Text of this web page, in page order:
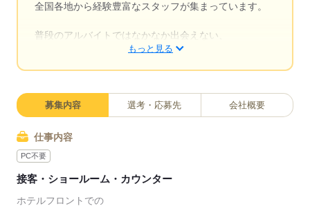
全国各地から経験豊富なスタッフが集まっています。
普段のアルバイトではなかなか出会えない、
さまざまな地域・バックグラウンドを持つ仲間と
価値観の違いや新しい発見など、
たくさんの刺激を受けられる環境です。
「同じ毎日を変えたい」
「新しい環境で挑戦してみたい」
そんな方にもぴったり◎
期間限定だからこそ、
もっと見る
募集内容 選考・応募先 会社概要
仕事内容
PC不要
接客・ショールーム・カウンター
ホテルフロントでの